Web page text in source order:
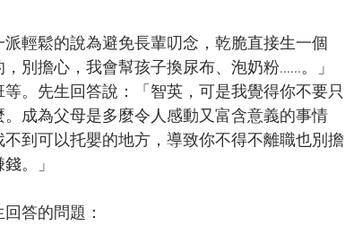
輕鬆的說為避免長輩叨念，乾脆直接生一個
別擔心，我會幫孩子換尿布、泡奶粉......。」
。先生回答說：「智英，可是我覺得你不要只
成為父母是多麼令人感動又富含意義的事情
到可以托嬰的地方，導致你不得不離職也別擔
。」
答的問題：